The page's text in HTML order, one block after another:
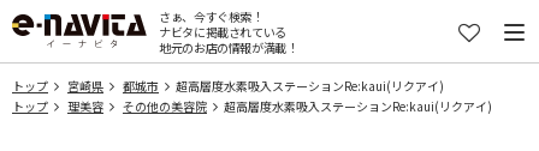
さぁ、今すぐ検索！
ナビタに掲載されている
地元のお店の情報が満載！
トップ 宮崎県 都城市
超高層度水素吸入ステーションRe:kaui(リクアイ)
トップ
理美容 その他の美容院 超高層度水素吸入ステーションRe:kaui(リクアイ)